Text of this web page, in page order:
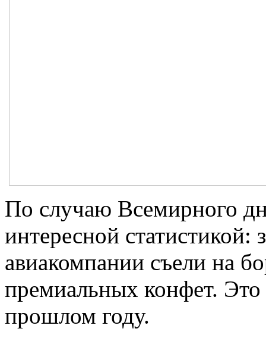
По случаю Всемирного
интересной статистикой:
авиакомпании съели на
премиальных конфет.
прошлом году.